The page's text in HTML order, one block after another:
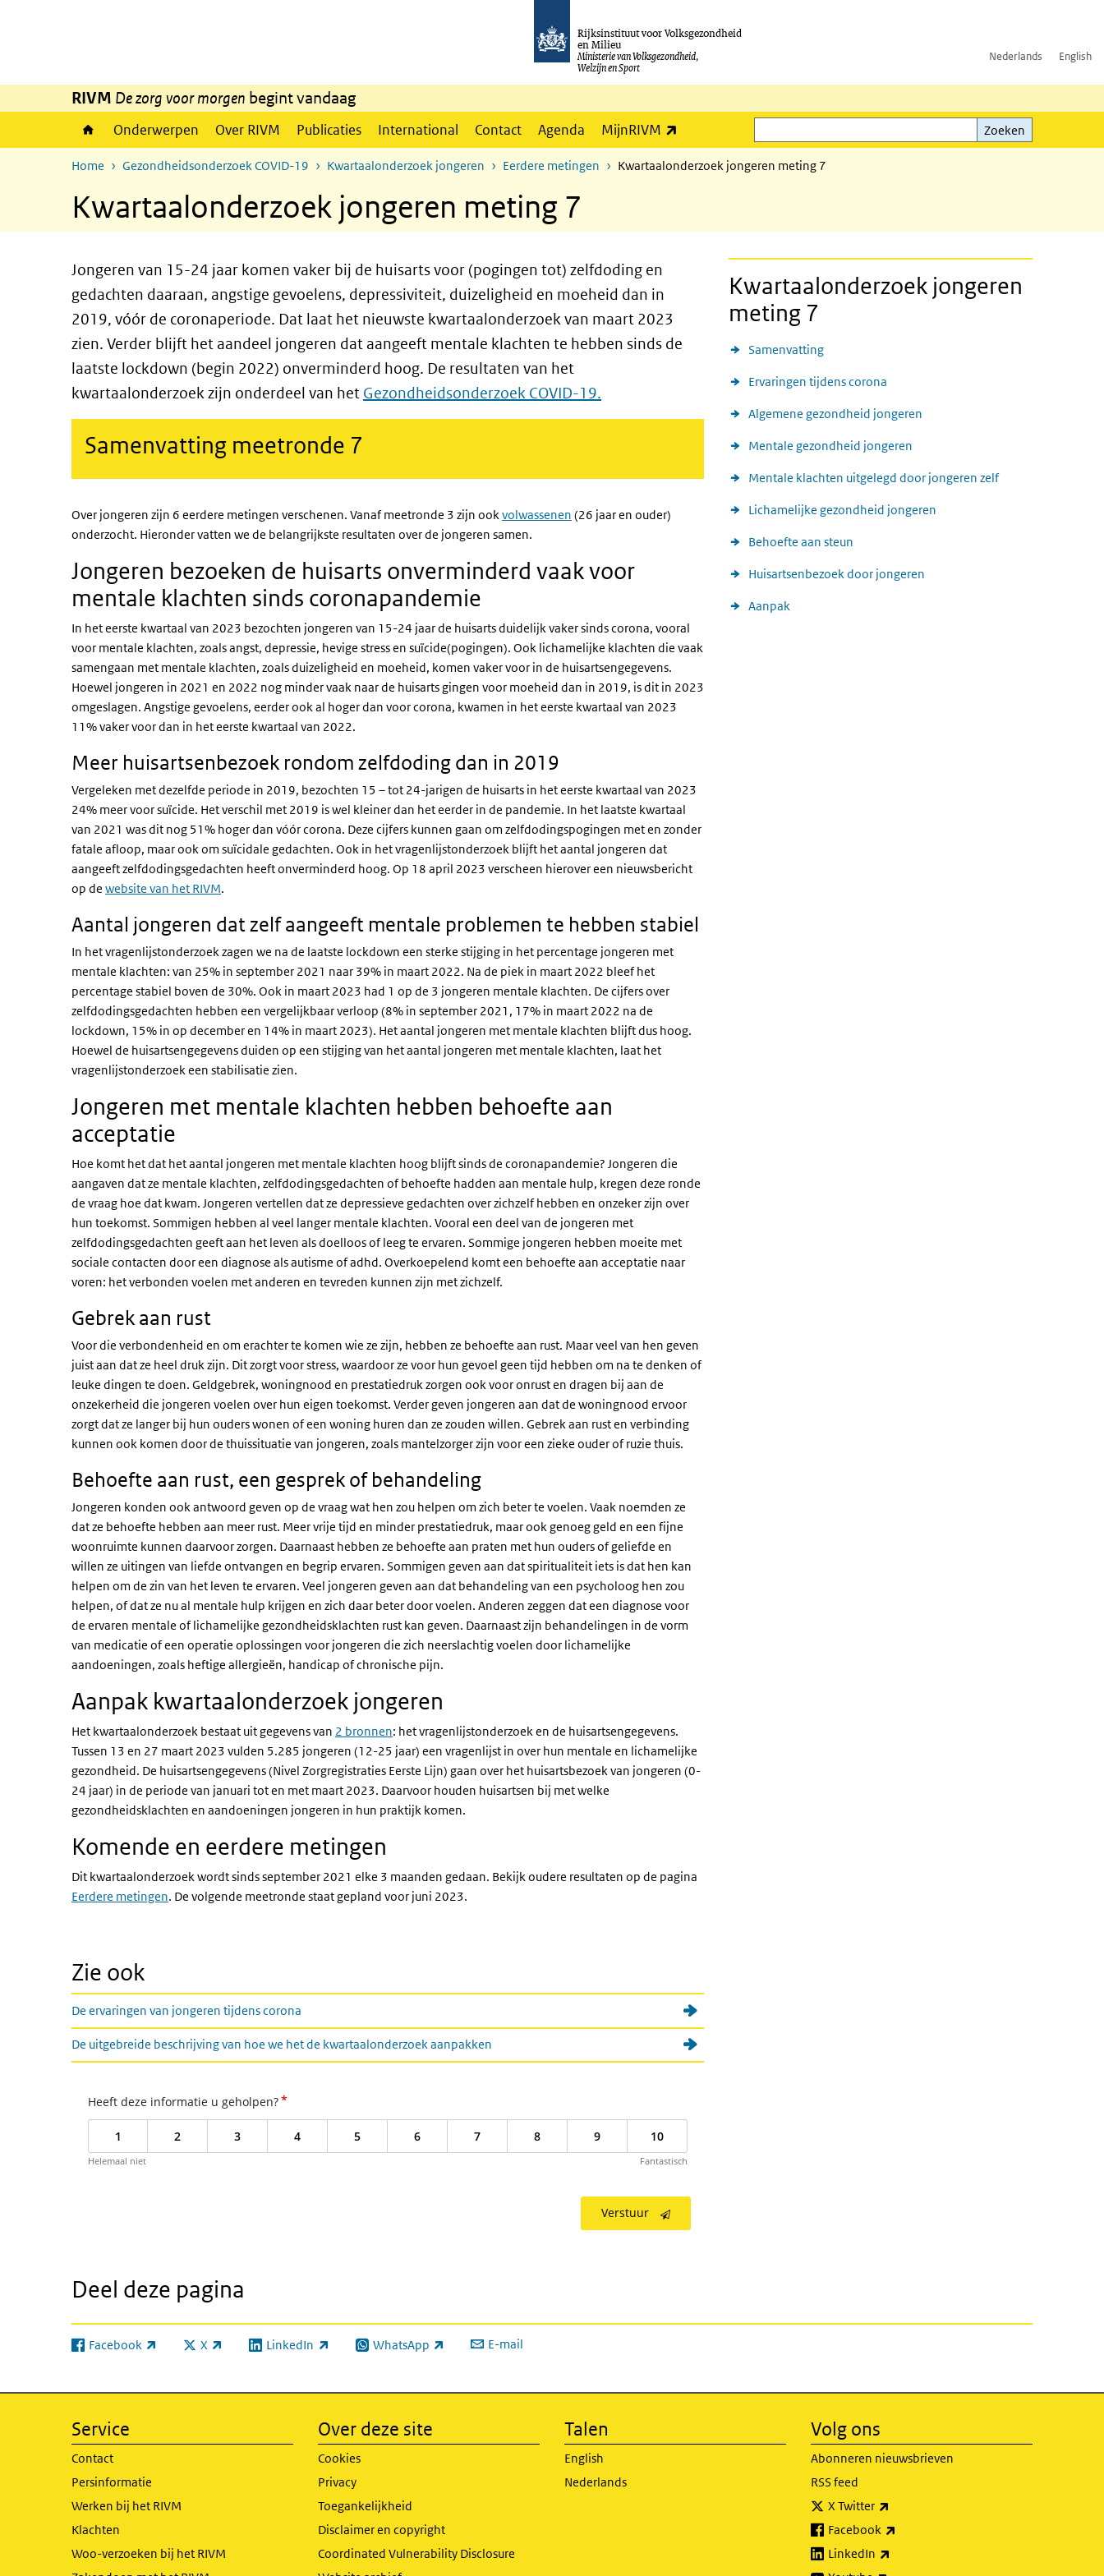
Rijksinstituut voor Volksgezondheid
en Milieu
Ministerie van Volksgezondheid,
Welzijn en Sport
Nederlands English
RIVM De zorg voor morgen begint vandaag
Onderwerpen Over RIVM Publicaties International Contact Agenda MijnRIVM
Zoeken
Zoeken
Home Gezondheidsonderzoek COVID-19 Kwartaalonderzoek jongeren Eerdere metingen Kwartaalonderzoek jongeren meting 7
Kwartaalonderzoek jongeren meting 7
Jongeren van 15-24 jaar komen vaker bij de huisarts voor (pogingen tot) zelfdoding en
gedachten daaraan, angstige gevoelens, depressiviteit, duizeligheid en moeheid dan in
2019, vóór de coronaperiode. Dat laat het nieuwste kwartaalonderzoek van maart 2023
zien. Verder blijft het aandeel jongeren dat aangeeft mentale klachten te hebben sinds de
laatste lockdown (begin 2022) onverminderd hoog. De resultaten van het
kwartaalonderzoek zijn onderdeel van het Gezondheidsonderzoek COVID-19.
Samenvatting meetronde 7
Over jongeren zijn 6 eerdere metingen verschenen. Vanaf meetronde 3 zijn ookvolwassenen (26 jaar en ouder)
onderzocht. Hieronder vatten we de belangrijkste resultaten over de jongeren samen.
Jongeren bezoeken de huisarts onverminderd vaak voor
mentale klachten sinds coronapandemie
In het eerste kwartaal van 2023 bezochten jongeren van 15-24 jaar de huisarts duidelijk vaker sinds corona, vooral
voor mentale klachten, zoals angst, depressie, hevige stress en suïcide(pogingen). Ook lichamelijke klachten die vaak
samengaan met mentale klachten, zoals duizeligheid en moeheid, komen vaker voor in de huisartsengegevens.
Hoewel jongeren in 2021 en 2022 nog minder vaak naar de huisarts gingen voor moeheid dan in 2019, is dit in 2023
omgeslagen. Angstige gevoelens, eerder ook al hoger dan voor corona, kwamen in het eerste kwartaal van 2023
11% vaker voor dan in het eerste kwartaal van 2022.
Meer huisartsenbezoek rondom zelfdoding dan in 2019
Vergeleken met dezelfde periode in 2019, bezochten 15 – tot 24-jarigen de huisarts in het eerste kwartaal van 2023
24% meer voor suïcide. Het verschil met 2019 is wel kleiner dan het eerder in de pandemie. In het laatste kwartaal
van 2021 was dit nog 51% hoger dan vóór corona. Deze cijfers kunnen gaan om zelfdodingspogingen met en zonder
fatale afloop, maar ook om suïcidale gedachten. Ook in het vragenlijstonderzoek blijft het aantal jongeren dat
aangeeft zelfdodingsgedachten heeft onverminderd hoog. Op 18 april 2023 verscheen hierover een nieuwsbericht
op de website van het RIVM.
Aantal jongeren dat zelf aangeeft mentale problemen te hebben stabiel
In het vragenlijstonderzoek zagen we na de laatste lockdown een sterke stijging in het percentage jongeren met
mentale klachten: van 25% in september 2021 naar 39% in maart 2022. Na de piek in maart 2022 bleef het
percentage stabiel boven de 30%. Ook in maart 2023 had 1 op de 3 jongeren mentale klachten. De cijfers over
zelfdodingsgedachten hebben een vergelijkbaar verloop (8% in september 2021, 17% in maart 2022 na de
lockdown, 15% in op december en 14% in maart 2023). Het aantal jongeren met mentale klachten blijft dus hoog.
Hoewel de huisartsengegevens duiden op een stijging van het aantal jongeren met mentale klachten, laat het
vragenlijstonderzoek een stabilisatie zien.
Jongeren met mentale klachten hebben behoefte aan
acceptatie
Hoe komt het dat het aantal jongeren met mentale klachten hoog blijft sinds de coronapandemie? Jongeren die
aangaven dat ze mentale klachten, zelfdodingsgedachten of behoefte hadden aan mentale hulp, kregen deze ronde
de vraag hoe dat kwam. Jongeren vertellen dat ze depressieve gedachten over zichzelf hebben en onzeker zijn over
hun toekomst. Sommigen hebben al veel langer mentale klachten. Vooral een deel van de jongeren met
zelfdodingsgedachten geeft aan het leven als doelloos of leeg te ervaren. Sommige jongeren hebben moeite met
sociale contacten door een diagnose als autisme of adhd. Overkoepelend komt een behoefte aan acceptatie naar
voren: het verbonden voelen met anderen en tevreden kunnen zijn met zichzelf.
Gebrek aan rust
Voor die verbondenheid en om erachter te komen wie ze zijn, hebben ze behoefte aan rust. Maar veel van hen geven
juist aan dat ze heel druk zijn. Dit zorgt voor stress, waardoor ze voor hun gevoel geen tijd hebben om na te denken of
leuke dingen te doen. Geldgebrek, woningnood en prestatiedruk zorgen ook voor onrust en dragen bij aan de
onzekerheid die jongeren voelen over hun eigen toekomst. Verder geven jongeren aan dat de woningnood ervoor
zorgt dat ze langer bij hun ouders wonen of een woning huren dan ze zouden willen. Gebrek aan rust en verbinding
kunnen ook komen door de thuissituatie van jongeren, zoals mantelzorger zijn voor een zieke ouder of ruzie thuis.
Behoefte aan rust, een gesprek of behandeling
Jongeren konden ook antwoord geven op de vraag wat hen zou helpen om zich beter te voelen. Vaak noemden ze
dat ze behoefte hebben aan meer rust. Meer vrije tijd en minder prestatiedruk, maar ook genoeg geld en een fijne
woonruimte kunnen daarvoor zorgen. Daarnaast hebben ze behoefte aan praten met hun ouders of geliefde en
willen ze uitingen van liefde ontvangen en begrip ervaren. Sommigen geven aan dat spiritualiteit iets is dat hen kan
helpen om de zin van het leven te ervaren. Veel jongeren geven aan dat behandeling van een psycholoog hen zou
helpen, of dat ze nu al mentale hulp krijgen en zich daar beter door voelen. Anderen zeggen dat een diagnose voor
de ervaren mentale of lichamelijke gezondheidsklachten rust kan geven. Daarnaast zijn behandelingen in de vorm
van medicatie of een operatie oplossingen voor jongeren die zich neerslachtig voelen door lichamelijke
aandoeningen, zoals heftige allergieën, handicap of chronische pijn.
Aanpak kwartaalonderzoek jongeren
Het kwartaalonderzoek bestaat uit gegevens van 2 bronnen: het vragenlijstonderzoek en de huisartsengegevens.
Tussen 13 en 27 maart 2023 vulden 5.285 jongeren (12-25 jaar) een vragenlijst in over hun mentale en lichamelijke
gezondheid. De huisartsengegevens (Nivel Zorgregistraties Eerste Lijn) gaan over het huisartsbezoek van jongeren (0-
24 jaar) in de periode van januari tot en met maart 2023. Daarvoor houden huisartsen bij met welke
gezondheidsklachten en aandoeningen jongeren in hun praktijk komen.
Komende en eerdere metingen
Dit kwartaalonderzoek wordt sinds september 2021 elke 3 maanden gedaan. Bekijk oudere resultaten op de pagina
Eerdere metingen. De volgende meetronde staat gepland voor juni 2023.
Zie ook
De ervaringen van jongeren tijdens corona
De uitgebreide beschrijving van hoe we het de kwartaalonderzoek aanpakken
Heeft deze informatie u geholpen?*
1 2 3 4 5 6 7 8 9 10
Helemaal niet Fantastisch
Verstuur
Kwartaalonderzoek jongeren
meting 7
Samenvatting
Ervaringen tijdens corona
Algemene gezondheid jongeren
Mentale gezondheid jongeren
Mentale klachten uitgelegd door jongeren zelf
Lichamelijke gezondheid jongeren
Behoefte aan steun
Huisartsenbezoek door jongeren
Aanpak
Deel deze pagina
Facebook
(externe link) X
(externe link) LinkedIn
(externe link) WhatsApp
(externe link) E-mail
Service
Contact
Persinformatie
Werken bij het RIVM
Klachten
Woo-verzoeken bij het RIVM
Over deze site
Cookies
Privacy
Toegankelijkheid
Disclaimer en copyright
Coordinated Vulnerability Disclosure
Talen
English
Nederlands
Volg ons
Abonneren nieuwsbrieven
RSS feed
X Twitter
Facebook
LinkedIn